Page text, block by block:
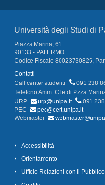
Università degli Studi di
Piazza Marina, 61
90133 - PALERMO
Codice Fiscale 80023730825,
Contatti
Call center studenti
091 238
Telefono Amm. C.le di P.zza
URP
urp@unipa.it
091
PEC
pec@cert.unipa.it
Webmaster
Accessibilità
Orientamento
Ufficio Relazioni con il Pubblico